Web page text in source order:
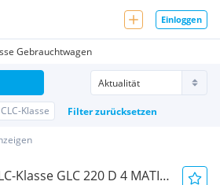
Einloggen
Gebrauchtwagen
CLC-Klasse Filter zurücksetzen
Klasse GLC 220 D 4 MATIC